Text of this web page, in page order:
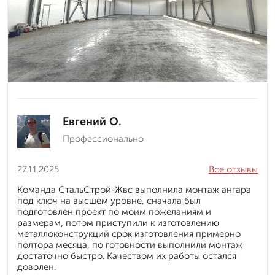
Евгений О.
Профессионально
27.11.2025
Все отзывы
Команда СтальСтрой-Жвс выполнила монтаж ангара
под ключ на высшем уровне, сначала был
подготовлен проект по моим пожеланиям и
размерам, потом приступили к изготовлению
металлоконструкций срок изготовления примерно
полтора месяца, по готовности выполнили монтаж
достаточно быстро. Качеством их работы остался
доволен.